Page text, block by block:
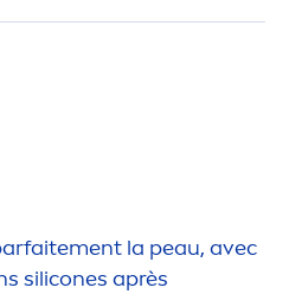
ment la peau, avec
silicones après